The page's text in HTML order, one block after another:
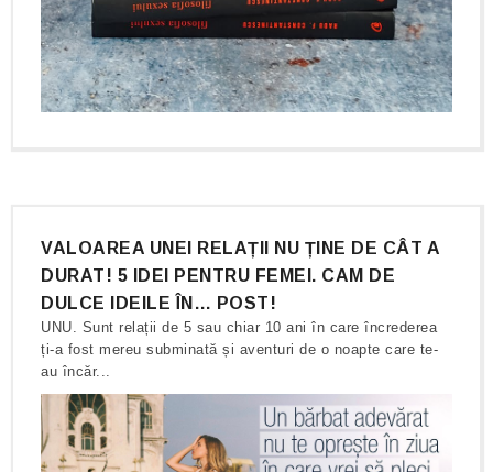
VALOAREA UNEI RELAȚII NU ȚINE DE CÂT A
DURAT! 5 IDEI PENTRU FEMEI. CAM DE
DULCE IDEILE ÎN… POST!
UNU. Sunt relații de 5 sau chiar 10 ani în care încrederea
ți-a fost mereu subminată și aventuri de o noapte care te-
au încăr...